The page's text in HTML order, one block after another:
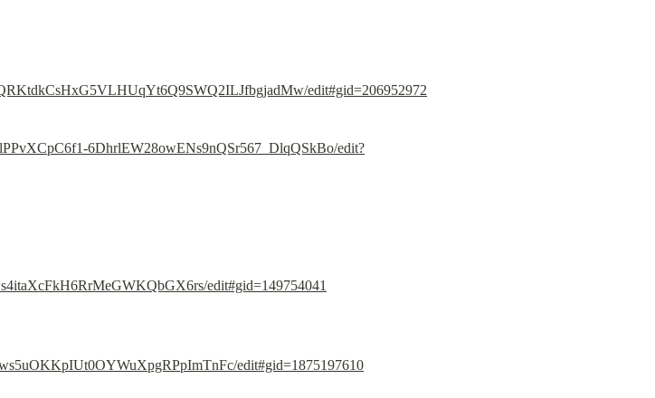
edit#gid=206952972
6DhrlEW28owENs9nQSr567_DlqQSkBo/edit?
edit#gid=149754041
edit#gid=1875197610